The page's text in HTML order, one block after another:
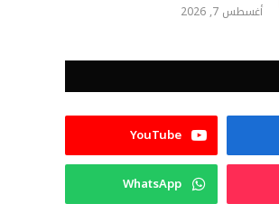
أغسطس 7, 2026
YouTube
WhatsApp